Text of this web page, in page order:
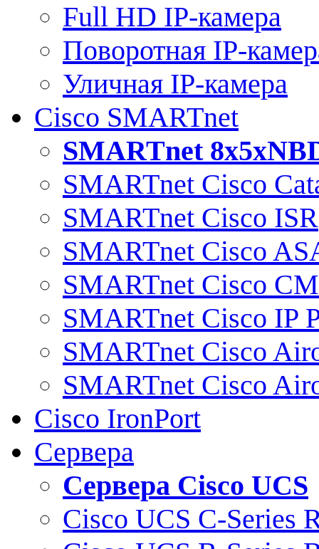
Full HD IP-камера
Поворотная IP-
Уличная IP-камера
Cisco SMARTnet
SMARTnet
SMARTnet Cisco
SMARTnet Cisco ISR
SMARTnet Cisco
SMARTnet Cisco
SMARTnet Cisco IP
SMARTnet Cisco
SMARTnet Cisco
Cisco IronPort
Сервера
Сервера Cisco UCS
Cisco UCS C-Series